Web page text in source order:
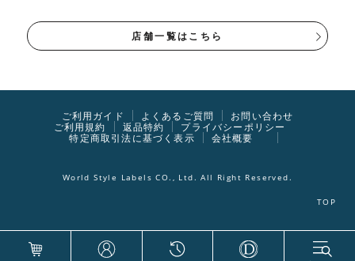
店舗一覧はこちら
ご利用ガイド よくあるご質問
お問い合わせ
ご利用規約
返品特約
プライバシーポリシー
特定商取引法に基づく表示
会社概要
World Style Labels CO., Ltd. All Right Reserved.